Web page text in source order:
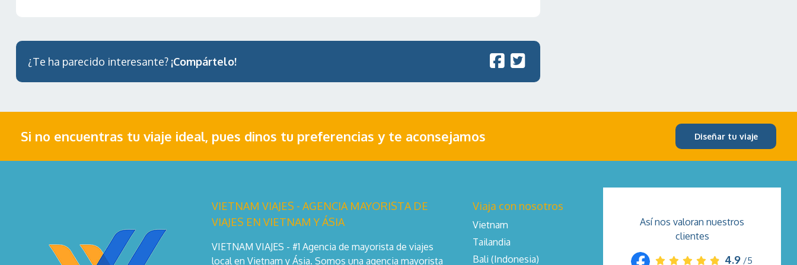
¿Te ha parecido interesante? ¡Compártelo!
Si no encuentras tu viaje ideal, pues dinos tu preferencias y te aconsejamos Diseñar tu viaje
VIETNAM VIAJES - AGENCIA MAYORISTA DE
VIAJES EN VIETNAM Y ÁSIA
VIETNAM VIAJES - #1 Agencia de mayorista de viajes
local en Vietnam y Ásia. Somos una agencia mayorista
Viaja con nosotros
Vietnam
Tailandia
Bali (Indonesia)
Así nos valoran nuestros
clientes
4.9 /5